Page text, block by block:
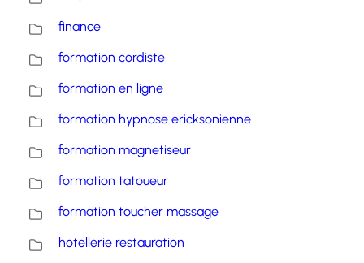
finance
formation cordiste
formation en ligne
formation hypnose ericksonienne
formation magnetiseur
formation tatoueur
formation toucher massage
hotellerie restauration